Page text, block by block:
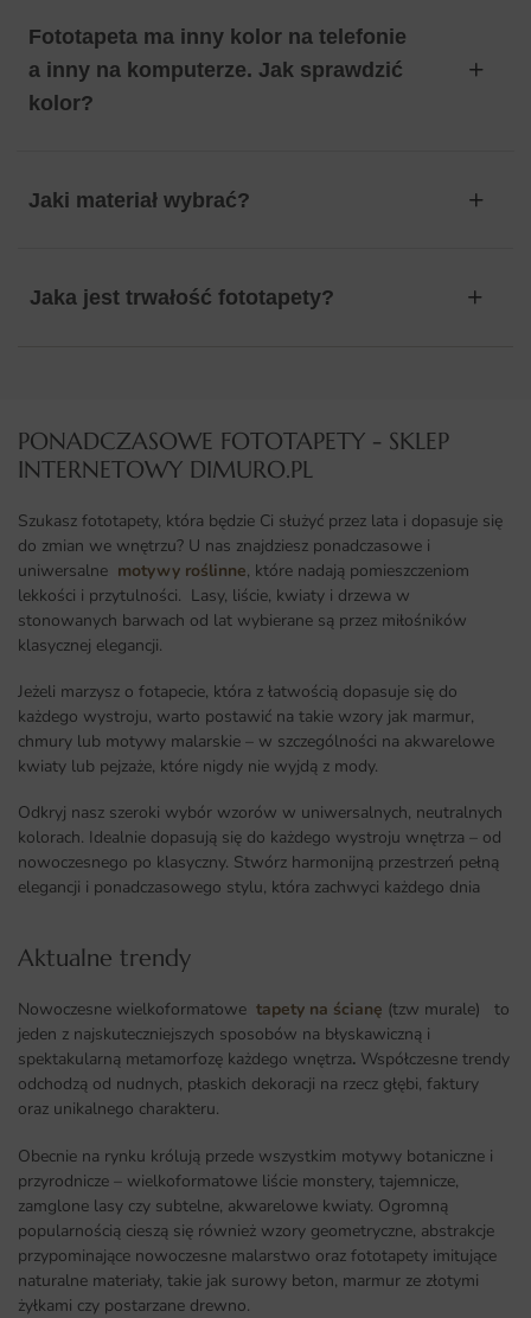
Fototapeta ma inny kolor na telefonie
a inny na komputerze. Jak sprawdzić
kolor?
Jaki materiał wybrać?
Jaka jest trwałość fototapety?
PONADCZASOWE FOTOTAPETY - SKLEP
INTERNETOWY DIMURO.PL​
Szukasz fototapety, która będzie Ci służyć przez lata i dopasuje się
do zmian we wnętrzu? U nas znajdziesz ponadczasowe i
uniwersalne motywy roślinne, które nadają pomieszczeniom
lekkości i przytulności. Lasy, liście, kwiaty i drzewa w
stonowanych barwach od lat wybierane są przez miłośników
klasycznej elegancji.
Jeżeli marzysz o fotapecie, która z łatwością dopasuje się do
każdego wystroju, warto postawić na takie wzory jak marmur,
chmury lub motywy malarskie – w szczególności na akwarelowe
kwiaty lub pejzaże, które nigdy nie wyjdą z mody.
Odkryj nasz szeroki wybór wzorów w uniwersalnych, neutralnych
kolorach. Idealnie dopasują się do każdego wystroju wnętrza – od
nowoczesnego po klasyczny. Stwórz harmonijną przestrzeń pełną
elegancji i ponadczasowego stylu, która zachwyci każdego dnia
Aktualne trendy​
Nowoczesne wielkoformatowe tapety na ścianę (tzw murale) to
jeden z najskuteczniejszych sposobów na błyskawiczną i
spektakularną metamorfozę każdego wnętrza. Współczesne trendy
odchodzą od nudnych, płaskich dekoracji na rzecz głębi, faktury
oraz unikalnego charakteru.
Obecnie na rynku królują przede wszystkim motywy botaniczne i
przyrodnicze – wielkoformatowe liście monstery, tajemnicze,
zamglone lasy czy subtelne, akwarelowe kwiaty. Ogromną
popularnością cieszą się również wzory geometryczne, abstrakcje
przypominające nowoczesne malarstwo oraz fototapety imitujące
naturalne materiały, takie jak surowy beton, marmur ze złotymi
żyłkami czy postarzane drewno.